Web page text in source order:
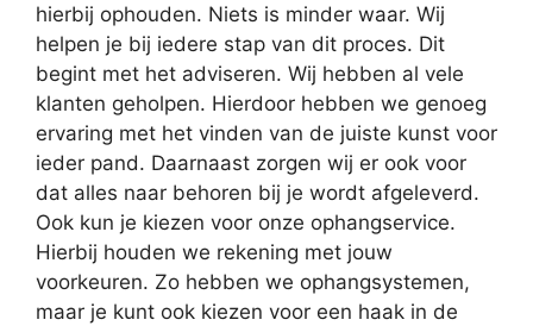
hierbij ophouden. Niets is minder waar. Wij
helpen je bij iedere stap van dit proces. Dit
begint met het adviseren. Wij hebben al vele
klanten geholpen. Hierdoor hebben we genoeg
ervaring met het vinden van de juiste kunst voor
ieder pand. Daarnaast zorgen wij er ook voor
dat alles naar behoren bij je wordt afgeleverd.
Ook kun je kiezen voor onze ophangservice.
Hierbij houden we rekening met jouw
voorkeuren. Zo hebben we ophangsystemen,
maar je kunt ook kiezen voor een haak in de